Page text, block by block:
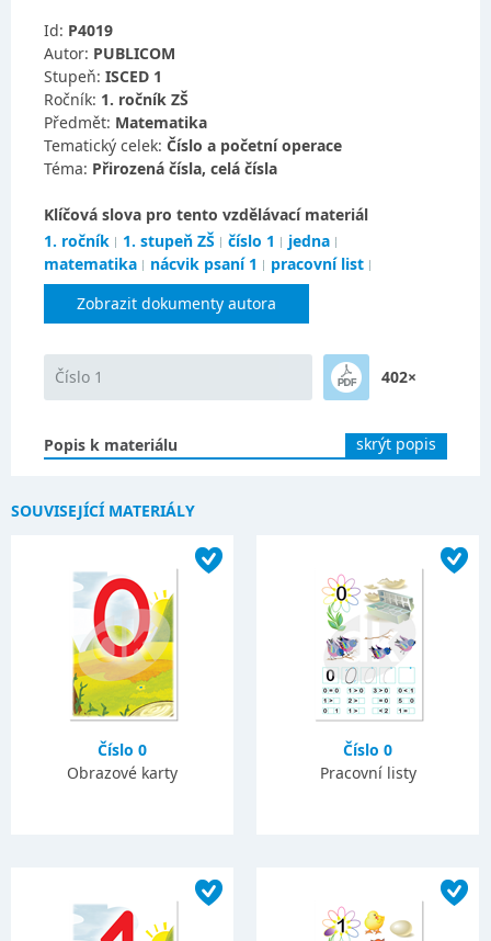
Id: P4019
Autor: PUBLICOM
Stupeň: ISCED 1
Ročník: 1. ročník ZŠ
Předmět: Matematika
Tematický celek: Číslo a početní operace
Téma: Přirozená čísla, celá čísla
Klíčová slova pro tento vzdělávací materiál
1. ročník
1. stupeň ZŠ číslo 1
jedna
matematika
nácvik psaní 1
pracovní list
Zobrazit dokumenty autora
Číslo 1 402×
Popis k materiálu skrýt popis
SOUVISEJÍCÍ MATERIÁLY
Číslo 0
Obrazové karty
Číslo 0
Pracovní listy